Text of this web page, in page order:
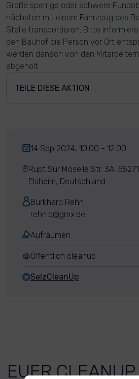
Große sperrige oder schwere
nächsten mit einem Fahrzeug des
Stelle transportieren. Bitte
den Bauhof die Person vor Ort
werden danach von den
abgeholt.
TEILE DIESE AKTION
14 Sep 2024, 10:00 - 12:00
Rupt Sur Moselle Str. 3A,
Elsheim, Deutschland
Burkhard Rehn
rehn.b@gmx.de
Aufräumen
Öffentlich cleanup
SelzCleanUp
EUER